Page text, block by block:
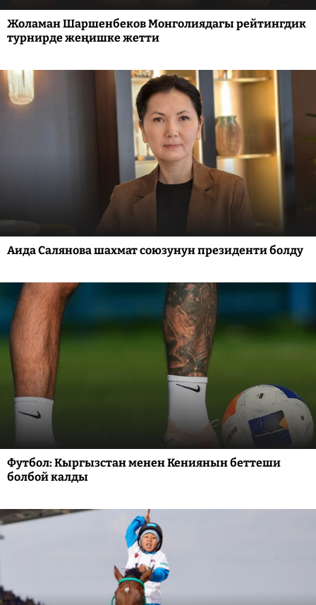
Жоламан Шаршенбеков Монголиядагы рейтингдик
турнирде жеңишке жетти
Аида Салянова шахмат союзунун президенти болду
Футбол: Кыргызстан менен Кениянын беттеши
болбой калды